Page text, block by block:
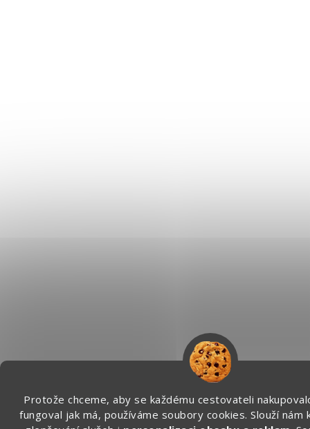
Protože chceme, aby se každému cestovateli
fungoval jak má, používáme soubory cookies. Slouží nám